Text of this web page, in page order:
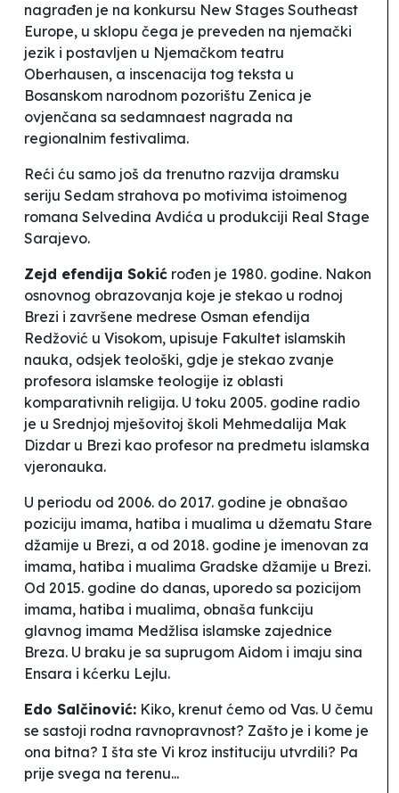
nagrađen je na konkursu New Stages Southeast
Europe, u sklopu čega je preveden na njemački
jezik i postavljen u Njemačkom teatru
Oberhausen, a inscenacija tog teksta u
Bosanskom narodnom pozorištu Zenica je
ovjenčana sa sedamnaest nagrada na
regionalnim festivalima.
Reći ću samo još da trenutno razvija dramsku
seriju Sedam strahova po motivima istoimenog
romana Selvedina Avdića u produkciji Real Stage
Sarajevo.
Zejd efendija Sokić rođen je 1980. godine. Nakon
osnovnog obrazovanja koje je stekao u rodnoj
Brezi i završene medrese Osman efendija
Redžović u Visokom, upisuje Fakultet islamskih
nauka, odsjek teološki, gdje je stekao zvanje
profesora islamske teologije iz oblasti
komparativnih religija. U toku 2005. godine radio
je u Srednjoj mješovitoj školi Mehmedalija Mak
Dizdar u Brezi kao profesor na predmetu islamska
vjeronauka.
U periodu od 2006. do 2017. godine je obnašao
poziciju imama, hatiba i mualima u džematu Stare
džamije u Brezi, a od 2018. godine je imenovan za
imama, hatiba i mualima Gradske džamije u Brezi.
Od 2015. godine do danas, uporedo sa pozicijom
imama, hatiba i mualima, obnaša funkciju
glavnog imama Medžlisa islamske zajednice
Breza. U braku je sa suprugom Aidom i imaju sina
Ensara i kćerku Lejlu.
Edo Salčinović: Kiko, krenut ćemo od Vas. U čemu
se sastoji rodna ravnopravnost? Zašto je i kome je
ona bitna? I šta ste Vi kroz instituciju utvrdili? Pa
prije svega na terenu...